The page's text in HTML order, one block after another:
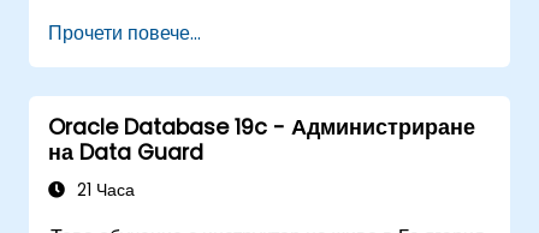
инсталиране на Oracle Database 19c и
Oracle Grid Infrastructure, включително
конфигуриране на мрежовите настройки,
съхранението и сигурността.
Да научат пълния процес на надграждане
до Oracle Database 19c, от планирането
Прочети повече...
Oracle Database 19c - Администриране
на Data Guard
21 Часа